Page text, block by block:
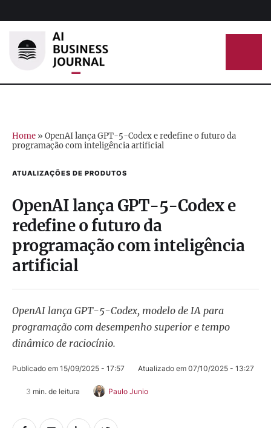
Home » OpenAI lança GPT-5-Codex e redefine o futuro da
programação com inteligência artificial
ATUALIZAÇÕES DE PRODUTOS
OpenAI lança GPT-5-Codex e
redefine o futuro da
programação com inteligência
artificial
OpenAI lança GPT-5-Codex, modelo de IA para
programação com desempenho superior e tempo
dinâmico de raciocínio.
Publicado em 15/09/2025 - 17:57 Atualizado em 07/10/2025 - 13:27
3 min. de leitura Paulo Junio